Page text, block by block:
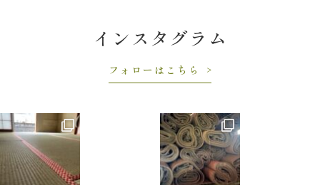
インスタグラム
フォローはこちら